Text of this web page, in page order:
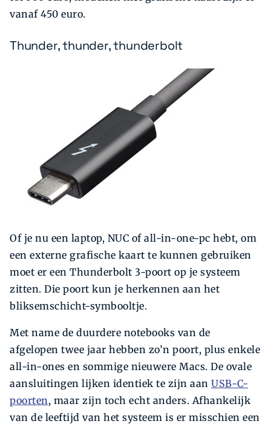
vanaf 450 euro.
Thunder, thunder, thunderbolt
Of je nu een laptop, NUC of all-in-one-pc hebt, om
een externe grafische kaart te kunnen gebruiken
moet er een Thunderbolt 3-poort op je systeem
zitten. Die poort kun je herkennen aan het
bliksemschicht-symbooltje.
Met name de duurdere notebooks van de
afgelopen twee jaar hebben zo’n poort, plus enkele
all-in-ones en sommige nieuwere Macs. De ovale
aansluitingen lijken identiek te zijn aan USB-C-
poorten, maar zijn toch echt anders. Afhankelijk
van de leeftijd van het systeem is er misschien een